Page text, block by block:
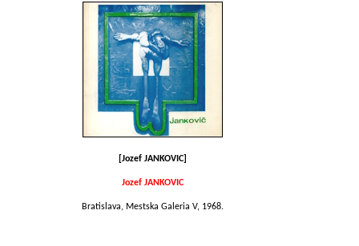
[Jozef JANKOVIC]
Jozef JANKOVIC
Bratislava, Mestska Galeria V, 1968.